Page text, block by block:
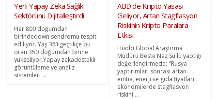
Yerli Yapay Zeka Sağlık
Sektörünü Dijitalleştirdi
Her 800 doğumdan
birindedown sendromu tespit
ediliyor. Yaş 35’i geçtikçe bu
oran 350 doğumdan birine
yükseliyor.Yapay zekadestekli
görüntüleme ve analiz
sistemleri ...
ABD'de Kripto Yasası
Geliyor, Artan Stagflasyon
Riskinin Kripto Paralara
Etkisi
Huobi Global Araştırma
Müdürü Beste Naz Süllü yaptığı
değerlendirmede: "Rusya
yaptırımları sonrası artan
emtia, enerji ve gıda fiyatları
ekonomilerde stagflasyon
riskini ...